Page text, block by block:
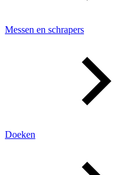
Messen en schrapers
Doeken